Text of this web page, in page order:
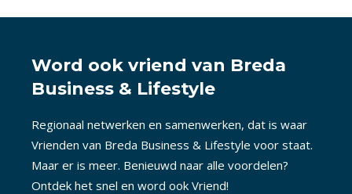
Word ook vriend van Breda
Business & Lifestyle
Regionaal netwerken en samenwerken, dat is waar
Vrienden van Breda Business & Lifestyle voor staat.
Maar er is meer. Benieuwd naar alle voordelen?
Ontdek het snel en word ook Vriend!